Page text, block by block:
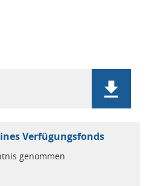
Verfügungsfonds
genommen